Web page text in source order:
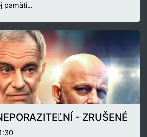
pamäti…
- ZRUŠENÉ